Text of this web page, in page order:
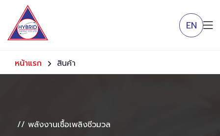
EN
หน้าแรก สินค้า
// พลังงานเชื้อเพลิงชีวมวล